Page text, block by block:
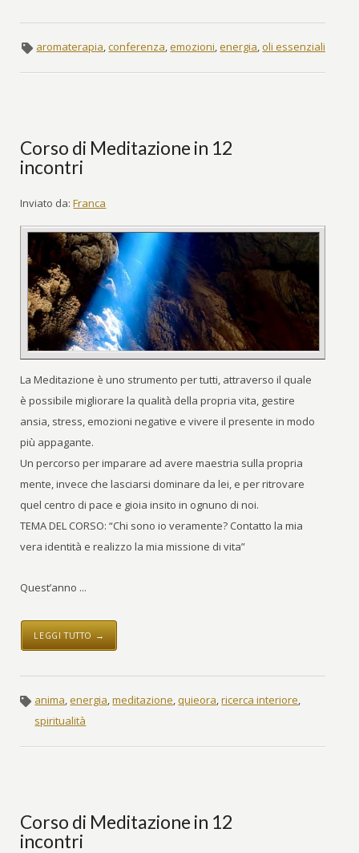
aromaterapia,conferenza,emozioni,energia,oli essenziali
Corso di Meditazione in 12
incontri
Inviato da: Franca
La Meditazione è uno strumento per tutti, attraverso il quale
è possibile migliorare la qualità della propria vita, gestire
ansia, stress, emozioni negative e vivere il presente in modo
più appagante.
Un percorso per imparare ad avere maestria sulla propria
mente, invece che lasciarsi dominare da lei, e per ritrovare
quel centro di pace e gioia insito in ognuno di noi.
TEMA DEL CORSO: “Chi sono io veramente? Contatto la mia
vera identità e realizzo la mia missione di vita”
Quest’anno ...
LEGGI TUTTO →
anima,energia,meditazione,quieora,ricerca interiore,
spiritualità
Corso di Meditazione in 12
incontri